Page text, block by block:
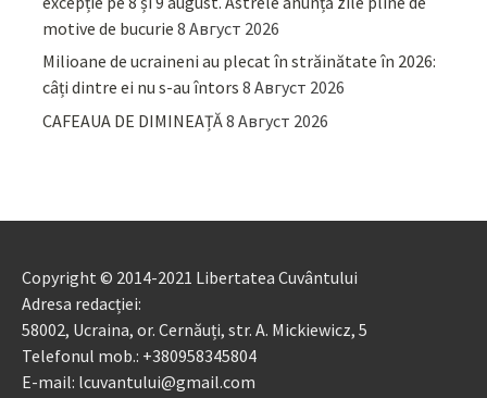
motive de bucurie 8 Август 2026
Milioane de ucraineni au plecat în străinătate în 2026:
câți dintre ei nu s-au întors 8 Август 2026
CAFEAUA DE DIMINEAȚĂ8 Август 2026
Copyright © 2014-2021 Libertatea Cuvântului
Adresa redacției:
58002, Ucraina, or. Cernăuți, str. A. Mickiewicz, 5
Telefonul mob.: +380958345804
E-mail: lcuvantului@gmail.com